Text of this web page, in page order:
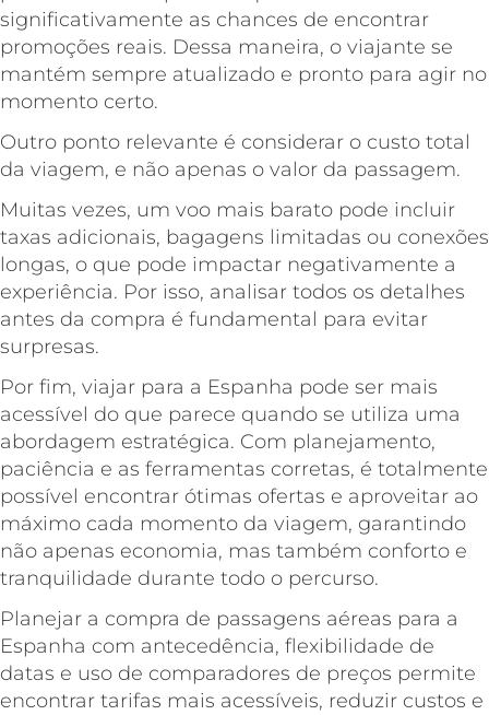
significativamente as chances de encontrar
promoções reais. Dessa maneira, o viajante se
mantém sempre atualizado e pronto para agir no
momento certo.
Outro ponto relevante é considerar o custo total
da viagem, e não apenas o valor da passagem.
Muitas vezes, um voo mais barato pode incluir
taxas adicionais, bagagens limitadas ou conexões
longas, o que pode impactar negativamente a
experiência. Por isso, analisar todos os detalhes
antes da compra é fundamental para evitar
surpresas.
Por fim, viajar para a Espanha pode ser mais
acessível do que parece quando se utiliza uma
abordagem estratégica. Com planejamento,
paciência e as ferramentas corretas, é totalmente
possível encontrar ótimas ofertas e aproveitar ao
máximo cada momento da viagem, garantindo
não apenas economia, mas também conforto e
tranquilidade durante todo o percurso.
Planejar a compra de passagens aéreas para a
Espanha com antecedência, flexibilidade de
datas e uso de comparadores de preços permite
encontrar tarifas mais acessíveis, reduzir custos e